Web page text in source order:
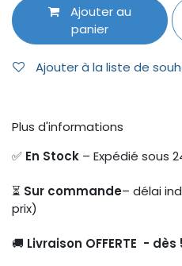
Ajouter au
panier
Ajouter à la liste de
Plus d'informations
✅ En Stock – Expédié sous
⏳ Sur commande– délai
prix)
🚚 Livraison OFFERTE -